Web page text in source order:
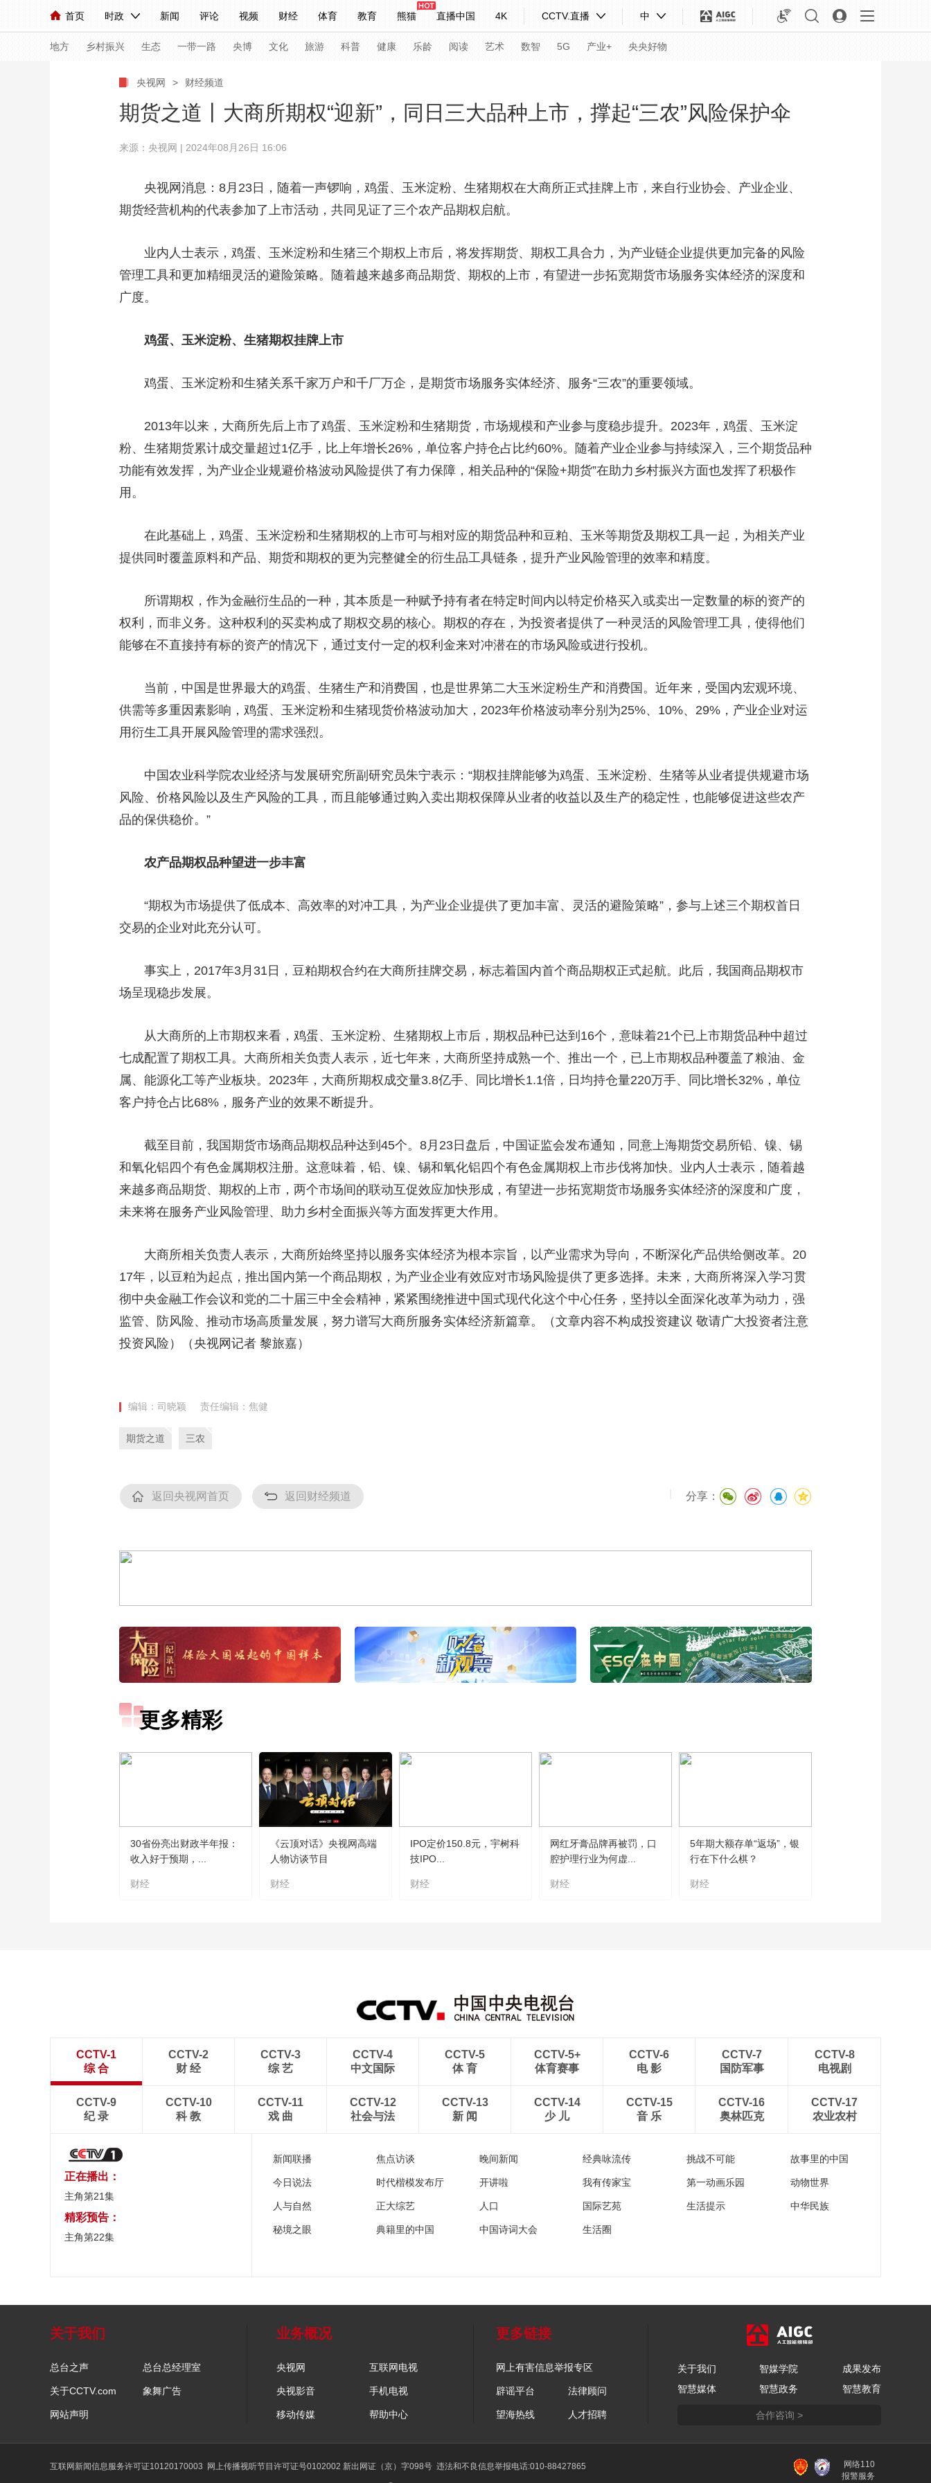
首页 时政 新闻 评论 视频 财经 体育 教育 熊猫 直播中国 4K CCTV.直播 中
人民领袖习近平 联播+ 中国领导人 央视快评 习式妙语 热解读 天天学习
直播 栏目大全 节目单 听音 微视频 主持人 下载央视影音
海外频道 iPanda English Монгол
地方 乡村振兴 生态 一带一路 央博 文化 旅游 科普 健康 乐龄 阅读 艺术 数智 5G 产业+ 央央好物
联播+ 热解读 天天学习 习式妙语 央视快评 央视网评 光华锐评 锋面
小央视频 小央直播 直播中国 熊猫频道 VR/AR 4K专区 全景新闻
直播 竞猜 2026年世界杯 2026年冬奥会 CBA NBA 中超 国足 国际足球 网球 综合体育 亚冬会
CCTV奥林匹克频道
乡村振兴 生态环境 一带一路 央博
CCTV.节目官网 直播 节目单 栏目 片库 热播榜 总台企业白名单
央视网 > 财经频道
期货之道丨大商所期权“迎新”，同日三大品种上市，撑起“三农”风险保护伞
来源：央视网 | 2024年08月26日 16:06
央视网消息：8月23日，随着一声锣响，鸡蛋、玉米淀粉、生猪期权在大商所正式挂牌上市，来自行业协会、产业企业、
期货经营机构的代表参加了上市活动，共同见证了三个农产品期权启航。
业内人士表示，鸡蛋、玉米淀粉和生猪三个期权上市后，将发挥期货、期权工具合力，为产业链企业提供更加完备的风险
管理工具和更加精细灵活的避险策略。随着越来越多商品期货、期权的上市，有望进一步拓宽期货市场服务实体经济的深度和
广度。
鸡蛋、玉米淀粉、生猪期权挂牌上市
鸡蛋、玉米淀粉和生猪关系千家万户和千厂万企，是期货市场服务实体经济、服务“三农”的重要领域。
2013年以来，大商所先后上市了鸡蛋、玉米淀粉和生猪期货，市场规模和产业参与度稳步提升。2023年，鸡蛋、玉米淀
粉、生猪期货累计成交量超过1亿手，比上年增长26%，单位客户持仓占比约60%。随着产业企业参与持续深入，三个期货品种
功能有效发挥，为产业企业规避价格波动风险提供了有力保障，相关品种的“保险+期货”在助力乡村振兴方面也发挥了积极作
用。
在此基础上，鸡蛋、玉米淀粉和生猪期权的上市可与相对应的期货品种和豆粕、玉米等期货及期权工具一起，为相关产业
提供同时覆盖原料和产品、期货和期权的更为完整健全的衍生品工具链条，提升产业风险管理的效率和精度。
所谓期权，作为金融衍生品的一种，其本质是一种赋予持有者在特定时间内以特定价格买入或卖出一定数量的标的资产的
权利，而非义务。这种权利的买卖构成了期权交易的核心。期权的存在，为投资者提供了一种灵活的风险管理工具，使得他们
能够在不直接持有标的资产的情况下，通过支付一定的权利金来对冲潜在的市场风险或进行投机。
当前，中国是世界最大的鸡蛋、生猪生产和消费国，也是世界第二大玉米淀粉生产和消费国。近年来，受国内宏观环境、
供需等多重因素影响，鸡蛋、玉米淀粉和生猪现货价格波动加大，2023年价格波动率分别为25%、10%、29%，产业企业对运
用衍生工具开展风险管理的需求强烈。
中国农业科学院农业经济与发展研究所副研究员朱宁表示：“期权挂牌能够为鸡蛋、玉米淀粉、生猪等从业者提供规避市场
风险、价格风险以及生产风险的工具，而且能够通过购入卖出期权保障从业者的收益以及生产的稳定性，也能够促进这些农产
品的保供稳价。”
农产品期权品种望进一步丰富
“期权为市场提供了低成本、高效率的对冲工具，为产业企业提供了更加丰富、灵活的避险策略”，参与上述三个期权首日
交易的企业对此充分认可。
事实上，2017年3月31日，豆粕期权合约在大商所挂牌交易，标志着国内首个商品期权正式起航。此后，我国商品期权市
场呈现稳步发展。
从大商所的上市期权来看，鸡蛋、玉米淀粉、生猪期权上市后，期权品种已达到16个，意味着21个已上市期货品种中超过
七成配置了期权工具。大商所相关负责人表示，近七年来，大商所坚持成熟一个、推出一个，已上市期权品种覆盖了粮油、金
属、能源化工等产业板块。2023年，大商所期权成交量3.8亿手、同比增长1.1倍，日均持仓量220万手、同比增长32%，单位
客户持仓占比68%，服务产业的效果不断提升。
截至目前，我国期货市场商品期权品种达到45个。8月23日盘后，中国证监会发布通知，同意上海期货交易所铅、镍、锡
和氧化铝四个有色金属期权注册。这意味着，铅、镍、锡和氧化铝四个有色金属期权上市步伐将加快。业内人士表示，随着越
来越多商品期货、期权的上市，两个市场间的联动互促效应加快形成，有望进一步拓宽期货市场服务实体经济的深度和广度，
未来将在服务产业风险管理、助力乡村全面振兴等方面发挥更大作用。
大商所相关负责人表示，大商所始终坚持以服务实体经济为根本宗旨，以产业需求为导向，不断深化产品供给侧改革。20
17年，以豆粕为起点，推出国内第一个商品期权，为产业企业有效应对市场风险提供了更多选择。未来，大商所将深入学习贯
彻中央金融工作会议和党的二十届三中全会精神，紧紧围绕推进中国式现代化这个中心任务，坚持以全面深化改革为动力，强
监管、防风险、推动市场高质量发展，努力谱写大商所服务实体经济新篇章。（文章内容不构成投资建议 敬请广大投资者注意
投资风险）（央视网记者 黎旅嘉）
编辑：司晓颖 责任编辑：焦健
期货之道 三农
返回央视网首页 返回财经频道 分享：
更多精彩
30省份亮出财政半年报：
收入好于预期，...
财经
《云顶对话》央视网高端
人物访谈节目
财经
IPO定价150.8元，宇树科
技IPO...
财经
网红牙膏品牌再被罚，口
腔护理行业为何虚...
财经
5年期大额存单“返场”，银
行在下什么棋？
财经
CCTV-1
综 合
CCTV-2
财 经
CCTV-3
综 艺
CCTV-4
中文国际
CCTV-5
体 育
CCTV-5+
体育赛事
CCTV-6
电 影
CCTV-7
国防军事
CCTV-8
电视剧
CCTV-9
纪 录
CCTV-10
科 教
CCTV-11
戏 曲
CCTV-12
社会与法
CCTV-13
新 闻
CCTV-14
少 儿
CCTV-15
音 乐
CCTV-16
奥林匹克
CCTV-17
农业农村
正在播出：
主角第21集
精彩预告：
主角第22集
新闻联播 焦点访谈 晚间新闻 经典咏流传 挑战不可能 故事里的中国
今日说法 时代楷模发布厅 开讲啦 我有传家宝 第一动画乐园 动物世界
人与自然 正大综艺 人口 国际艺苑 生活提示 中华民族
秘境之眼 典籍里的中国 中国诗词大会 生活圈
关于我们
总台之声 总台总经理室
关于CCTV.com 象舞广告
网站声明
业务概况
央视网 互联网电视
央视影音 手机电视
移动传媒 帮助中心
更多链接
网上有害信息举报专区
辟谣平台 法律顾问
望海热线 人才招聘
关于我们 智媒学院
成果发布
智慧媒体
智慧政务 智慧教育
合作咨询 >
互联网新闻信息服务许可证10120170003 网上传播视听节目许可证号0102002 新出网证（京）字098号 违法和不良信息举报电话:010-88427865
网络110
报警服务